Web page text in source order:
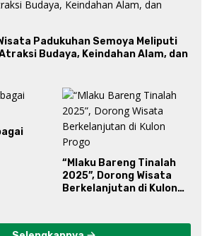
Padukuhan Semoya Meliputi
Budaya, Keindahan Alam, dan
“Mlaku Bareng Tinalah
2025”, Dorong Wisata
Berkelanjutan di Kulon